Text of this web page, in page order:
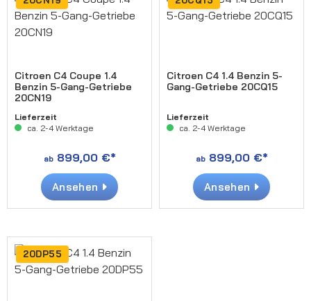
Citroen C4 Coupe 1.4
Benzin 5-Gang-Getriebe
20CN19
Lieferzeit
ca. 2-4 Werktage
ab899,00 €*
Ansehen
Citroen C4 1.4 Benzin 5-
Gang-Getriebe 20CQ15
Lieferzeit
ca. 2-4 Werktage
ab899,00 €*
Ansehen
20DP55